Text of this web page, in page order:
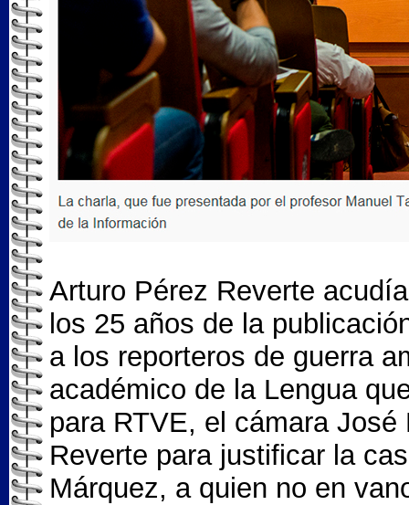
Arturo Pérez Reverte
los 25 años de la
a los reporteros de guerra
académico de la Lengua
para RTVE, el cámara
Reverte para justificar la
Márquez, a quien no en